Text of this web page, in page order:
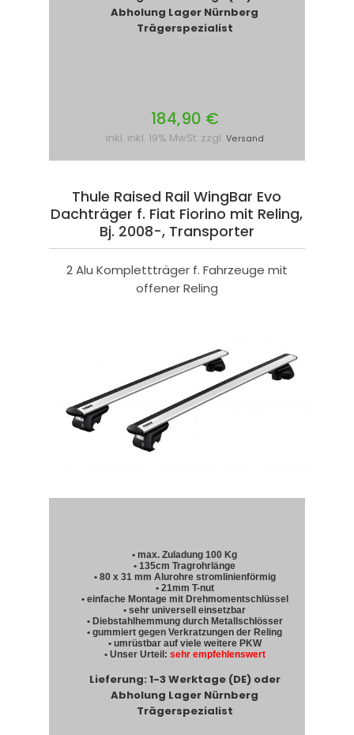
Abholung Lager Nürnberg
Trägerspezialist
184,90 €
inkl. inkl. 19% MwSt. zzgl. Versand
Thule Raised Rail WingBar Evo
Dachträger f. Fiat Fiorino mit Reling,
Bj. 2008-, Transporter
2 Alu Komplettträger f. Fahrzeuge mit
offener Reling
• max. Zuladung 100 Kg
• 135cm Tragrohrlänge
• 80 x 31 mm Alurohre stromlinienförmig
• 21mm T-nut
• einfache Montage mit Drehmomentschlüssel
• sehr universell einsetzbar
• Diebstahlhemmung durch Metallschlösser
• gummiert gegen Verkratzungen der Reling
• umrüstbar auf viele weitere PKW
• Unser Urteil: sehr empfehlenswert
Lieferung: 1-3 Werktage (DE) oder
Abholung Lager Nürnberg
Trägerspezialist